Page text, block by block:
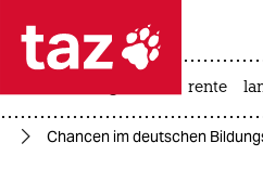
 taz zahl
taz zahl ich
rente
Chancen im deutschen